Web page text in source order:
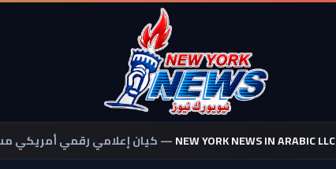
NEW YORK NEWS IN ARABIC LLC— كيان إعلامي رقمي أمريكي